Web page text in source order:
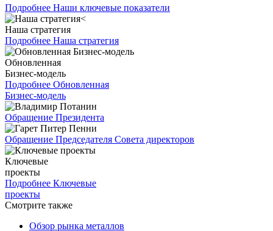
Подробнее Наши ключевые показатели
Наша стратегия
Подробнее Наша стратегия
Обновленная
Бизнес-модель
Подробнее Обновленная
Бизнес-модель
Обращение Президента
Обращение Председателя Совета директоров
Ключевые
проекты
Подробнее Ключевые
проекты
Смотрите также
Обзор рынка металлов